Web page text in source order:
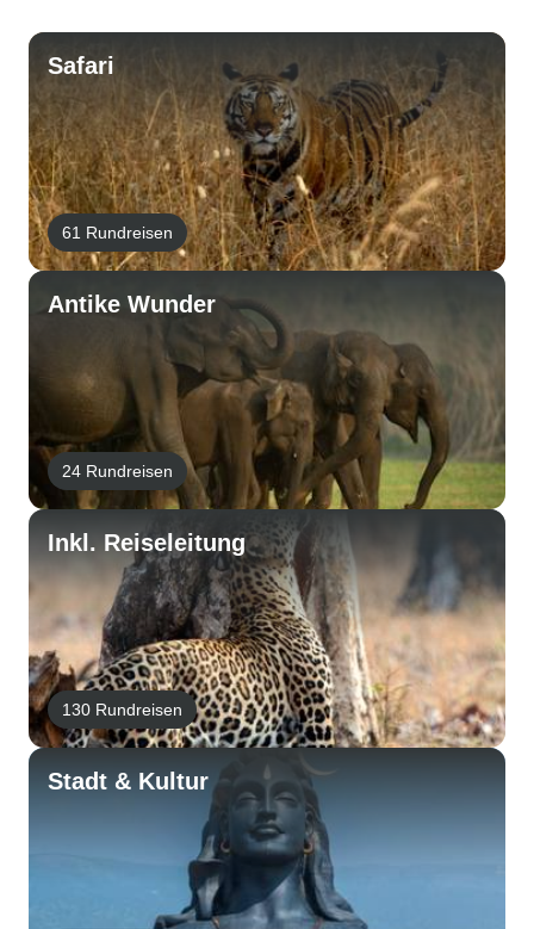
Safari
61 Rundreisen
Antike Wunder
24 Rundreisen
Inkl. Reiseleitung
130 Rundreisen
Stadt & Kultur